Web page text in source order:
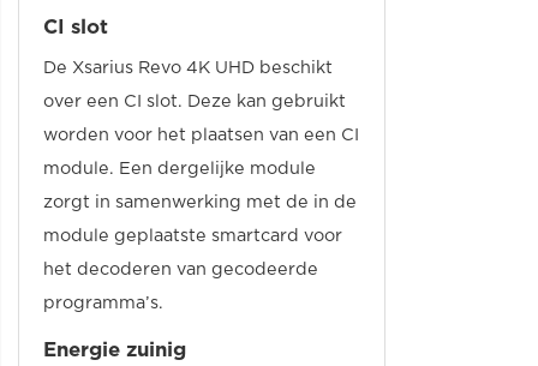
CI slot
De Xsarius Revo 4K UHD beschikt
over een CI slot. Deze kan gebruikt
worden voor het plaatsen van een CI
module. Een dergelijke module
zorgt in samenwerking met de in de
module geplaatste smartcard voor
het decoderen van gecodeerde
programma’s.
Energie zuinig